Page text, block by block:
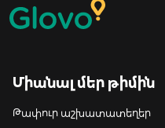
Միանալ մեր թիմին
Թափուր աշխատատեղեր